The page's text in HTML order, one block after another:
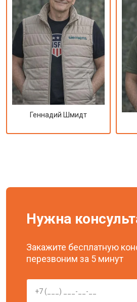
Геннадий Шмидт
Нужна
Закажите бесплатную
перезвоним за 5 минут